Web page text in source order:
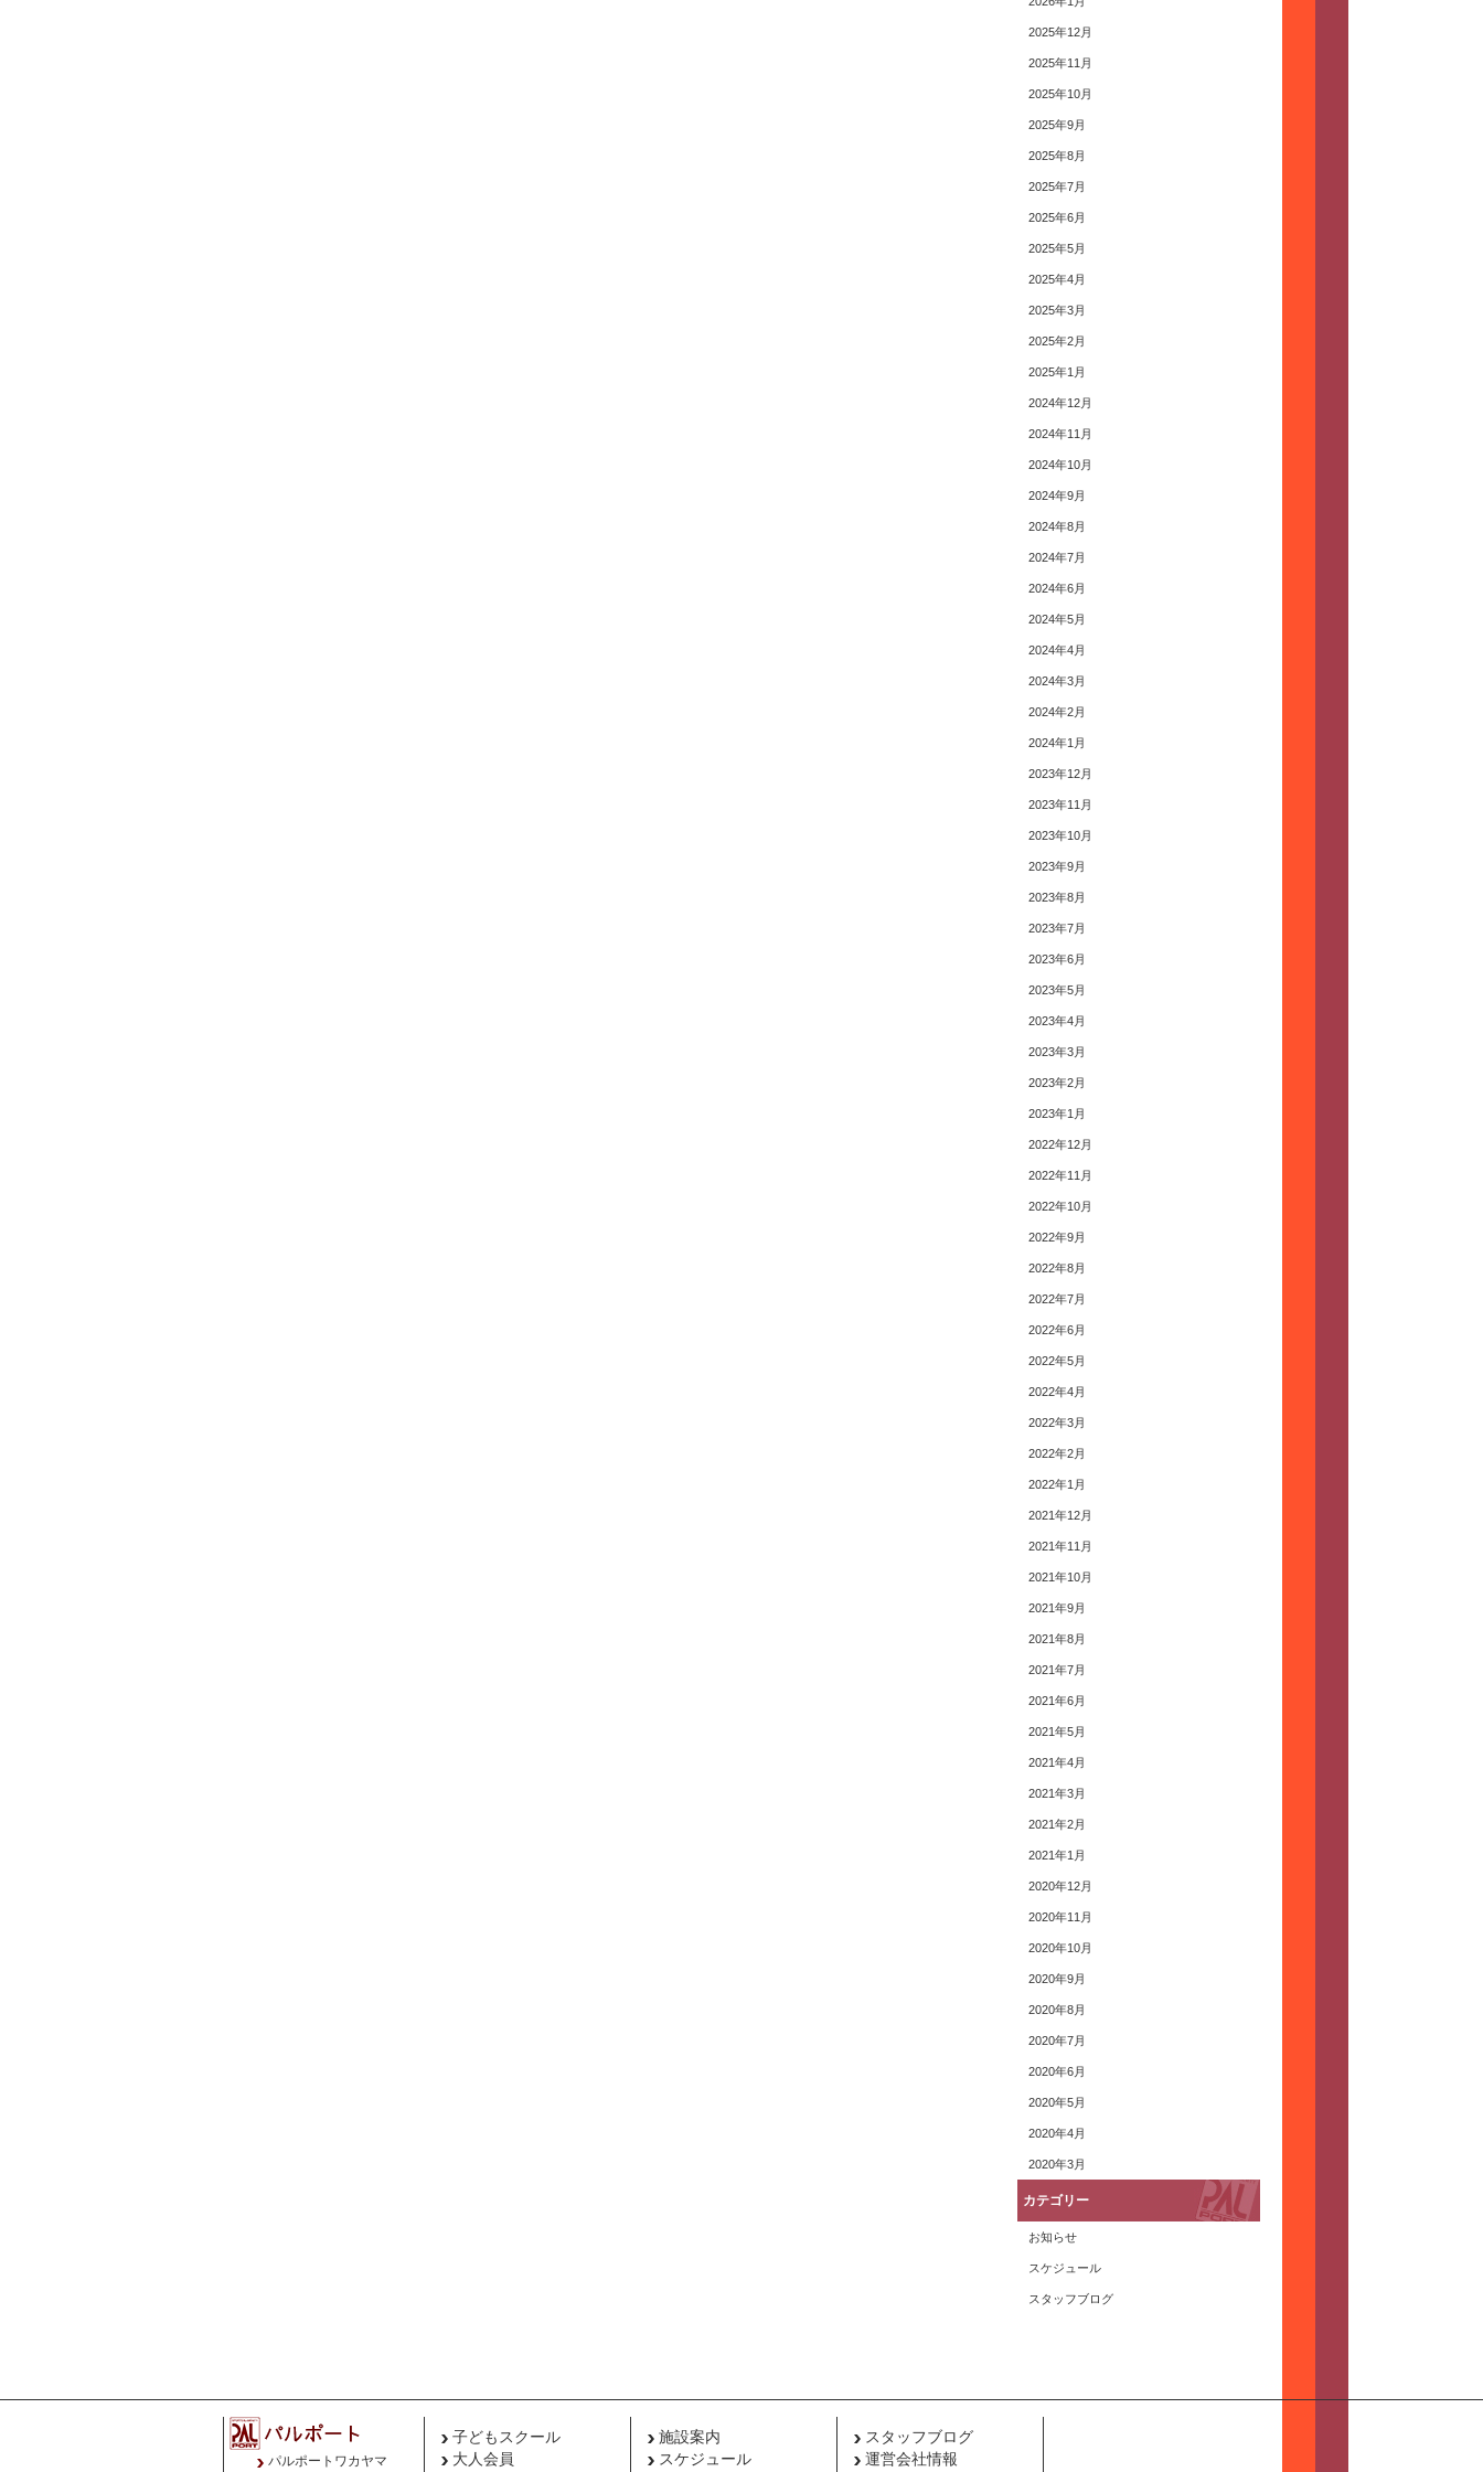
2025年12月
2025年11月
2025年10月
2025年9月
2025年8月
2025年7月
2025年6月
2025年5月
2025年4月
2025年3月
2025年2月
2025年1月
2024年12月
2024年11月
2024年10月
2024年9月
2024年8月
2024年7月
2024年6月
2024年5月
2024年4月
2024年3月
2024年2月
2024年1月
2023年12月
2023年11月
2023年10月
2023年9月
2023年8月
2023年7月
2023年6月
2023年5月
2023年4月
2023年3月
2023年2月
2023年1月
2022年12月
2022年11月
2022年10月
2022年9月
2022年8月
2022年7月
2022年6月
2022年5月
2022年4月
2022年3月
2022年2月
2022年1月
2021年12月
2021年11月
2021年10月
2021年9月
2021年8月
2021年7月
2021年6月
2021年5月
2021年4月
2021年3月
2021年2月
2021年1月
2020年12月
2020年11月
2020年10月
2020年9月
2020年8月
2020年7月
2020年6月
2020年5月
2020年4月
2020年3月
カテゴリー
お知らせ
スケジュール
スタッフブログ
パルポートワカヤマ
子どもスクール
大人会員
施設案内
スケジュール
スタッフブログ
運営会社情報